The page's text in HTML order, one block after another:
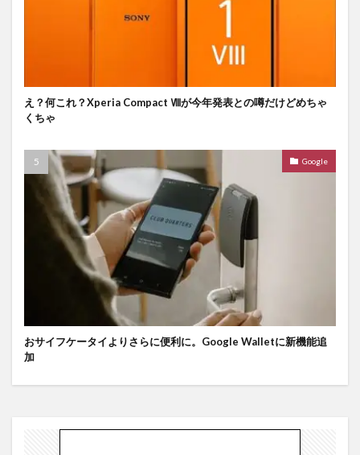
え？何これ？Xperia Compact Ⅷが今年発表との噂だけどめちゃ
くちゃ
Google
おサイフケータイよりさらに便利に。Google Walletに新機能追
加